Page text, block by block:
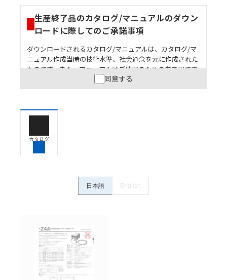
生産終了品のカタログ/マニュアルのダウン
ロードに際してのご承諾事項
ダウンロードされるカタログ/マニュアルは、カタログ/マ
ニュアル作成当時の技術水準、社会通念を元に作成された
ものです。また、マニュアルはご使用のための参考用です
ので、ご使用にあたっての安全性については十分にご配慮
ください。以下の内容をご承諾の上、ご利用ください。
うな用途に使用される場合には、システム全体として
保できるよう設計されていること、および本製品が全
ていることを、必ず事前に確認してください。
ン事例は参考用ですので、ご採用に際しては機器・装
置の機能や安全性をご確認のうえご使用ください。・
記載されているサービス内容や連絡先等は作成当時の
ものであり、変更・改定させていただいている可能性
があります。改めて当サイトの掲載内容をご確認のう
え、ご用命下さいますようお願いいたします。
同意する
カタログ
日本語 English